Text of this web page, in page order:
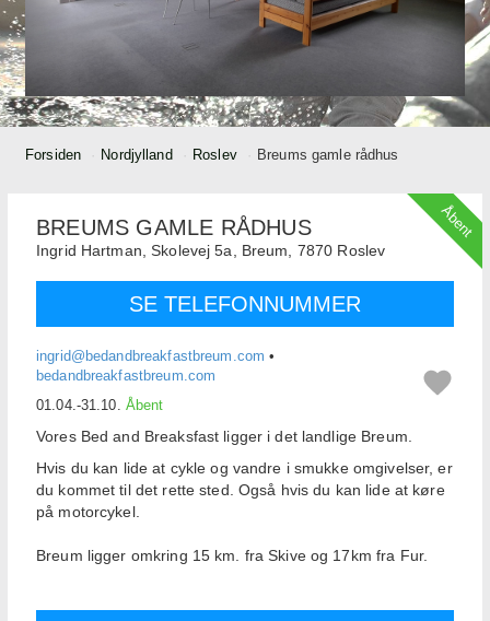
Forsiden Nordjylland Roslev Breums gamle rådhus
Åbent
BREUMS GAMLE RÅDHUS
Ingrid Hartman,Skolevej 5a, Breum, 7870 Roslev
SE TELEFONNUMMER
ingrid@bedandbreakfastbreum.com •
bedandbreakfastbreum.com
01.04.-31.10. Åbent
Vores Bed and Breaksfast ligger i det landlige Breum.
Hvis du kan lide at cykle og vandre i smukke omgivelser, er
du kommet til det rette sted. Også hvis du kan lide at køre
på motorcykel.
Breum ligger omkring 15 km. fra Skive og 17km fra Fur.